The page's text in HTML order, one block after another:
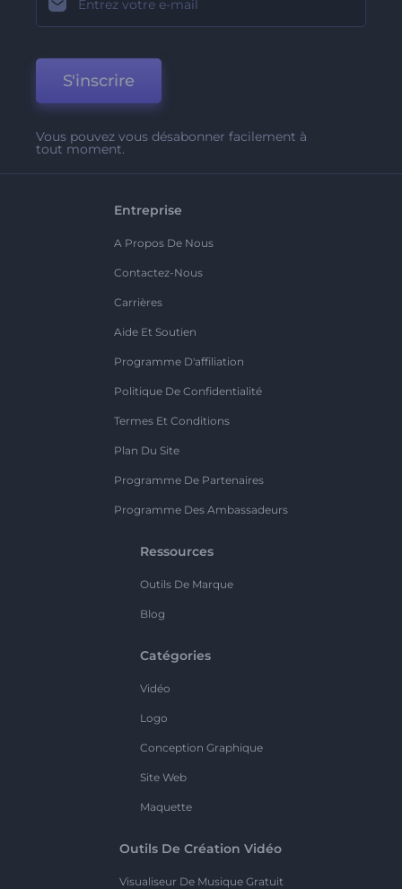
S'inscrire
Vous pouvez vous désabonner facilement à
tout moment.
Entreprise
A Propos De Nous
Contactez-Nous
Carrières
Aide Et Soutien
Programme D'affiliation
Politique De Confidentialité
Termes Et Conditions
Plan Du Site
Programme De Partenaires
Programme Des Ambassadeurs
Ressources
Outils De Marque
Blog
Catégories
Vidéo
Logo
Conception Graphique
Site Web
Maquette
Outils De Création Vidéo
Visualiseur De Musique Gratuit